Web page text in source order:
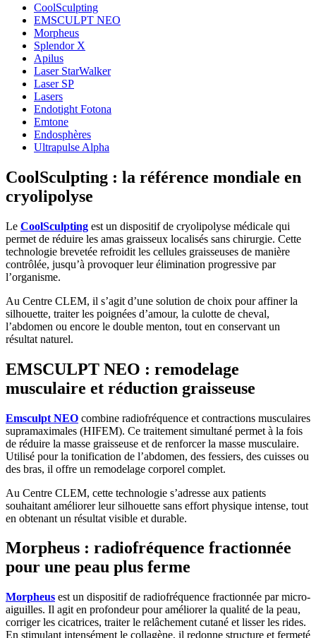
CoolSculpting
EMSCULPT NEO
Morpheus
Splendor X
Apilus
Laser StarWalker
Laser SP
Lasers
Endotight Fotona
Emtone
Endosphères
Ultrapulse Alpha
CoolSculpting : la référence mondiale en
cryolipolyse
Le CoolSculpting est un dispositif de cryolipolyse médicale qui
permet de réduire les amas graisseux localisés sans chirurgie. Cette
technologie brevetée refroidit les cellules graisseuses de manière
contrôlée, jusqu’à provoquer leur élimination progressive par
l’organisme.
Au Centre CLEM, il s’agit d’une solution de choix pour affiner la
silhouette, traiter les poignées d’amour, la culotte de cheval,
l’abdomen ou encore le double menton, tout en conservant un
résultat naturel.
EMSCULPT NEO : remodelage
musculaire et réduction graisseuse
Emsculpt NEO combine radiofréquence et contractions musculaires
supramaximales (HIFEM). Ce traitement simultané permet à la fois
de réduire la masse graisseuse et de renforcer la masse musculaire.
Utilisé pour la tonification de l’abdomen, des fessiers, des cuisses ou
des bras, il offre un remodelage corporel complet.
Au Centre CLEM, cette technologie s’adresse aux patients
souhaitant améliorer leur silhouette sans effort physique intense, tout
en obtenant un résultat visible et durable.
Morpheus : radiofréquence fractionnée
pour une peau plus ferme
Morpheus est un dispositif de radiofréquence fractionnée par micro-
aiguilles. Il agit en profondeur pour améliorer la qualité de la peau,
corriger les cicatrices, traiter le relâchement cutané et lisser les rides.
En stimulant intensément le collagène, il redonne structure et fermeté